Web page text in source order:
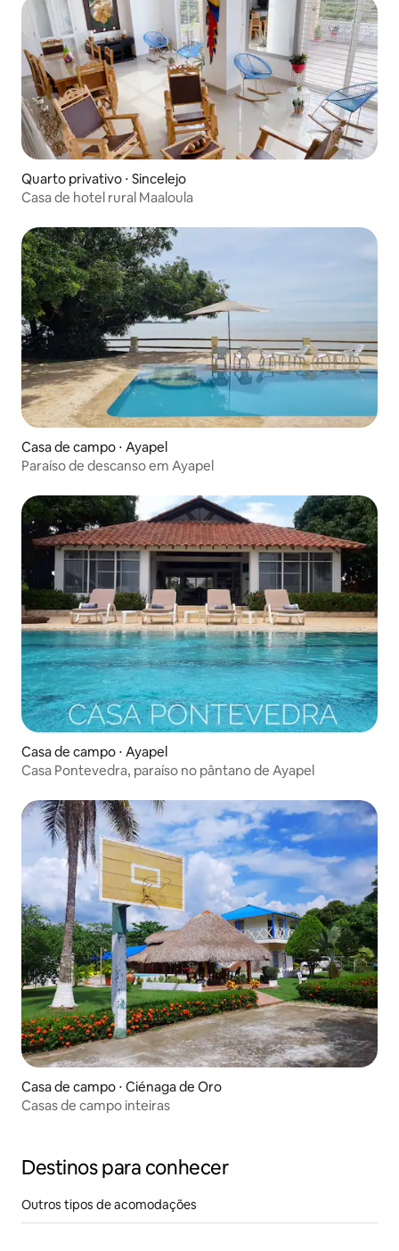
Quarto privativo ⋅ Sincelejo
Casa de hotel rural Maaloula
Casa de campo ⋅ Ayapel
Paraíso de descanso em Ayapel
Casa de campo ⋅ Ayapel
Casa Pontevedra, paraíso no pântano de Ayapel
Casa de campo ⋅ Ciénaga de Oro
Casas de campo inteiras
Destinos para conhecer
Outros tipos de acomodações